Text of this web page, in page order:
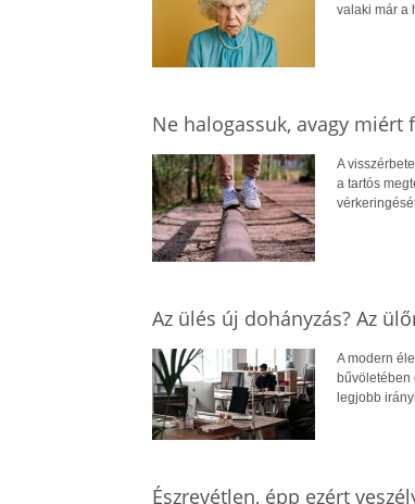
valaki már a
Ne halogassuk, avagy miért
A
a tartós
Az ülés új dohányzás? Az
A modern
bűvöletében
legjobb
Észrevétlen, épp ezért